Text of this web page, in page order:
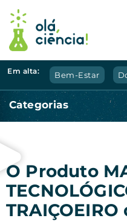
Em alta: Bem-Estar
Categorias
O Produto